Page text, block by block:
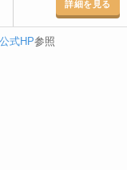
詳細を見る
式HP参照